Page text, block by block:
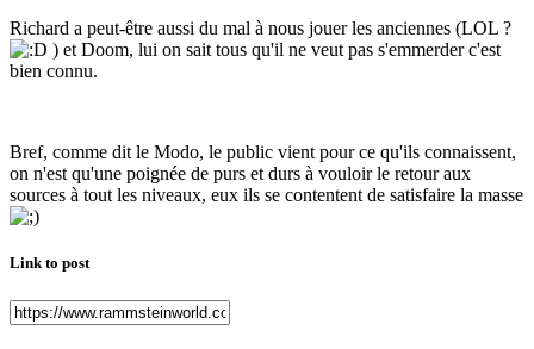
Richard a peut-être aussi du mal à nous jouer les anciennes (LOL ?
) et Doom, lui on sait tous qu'il ne veut pas s'emmerder c'est
bien connu.
Bref, comme dit le Modo, le public vient pour ce qu'ils connaissent,
on n'est qu'une poignée de purs et durs à vouloir le retour aux
sources à tout les niveaux, eux ils se contentent de satisfaire la masse
Link to post